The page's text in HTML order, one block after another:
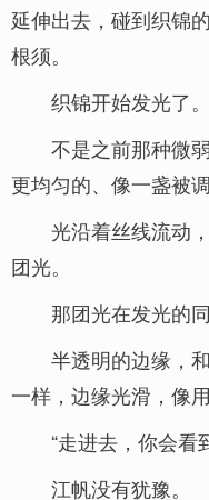
延伸出去，碰到织锦
根须。
织锦开始发光了。
不是之前那种微
更均匀的、像一盏被
光沿着丝线流动
团光。
那团光在发光的
半透明的边缘，
一样，边缘光滑，像
“走进去，你会看
江帆没有犹豫。